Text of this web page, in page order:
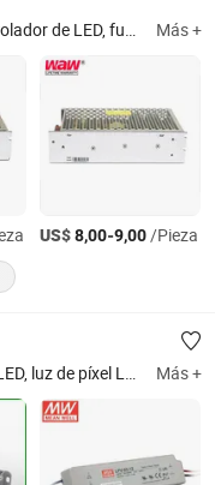
Fuente de alimentación conmutada, controlador de LED, fuente de alimentación para riel DIN, fuente de alimentación, fuente de alimentación para LED Más +
US$8,00-9,00/Pieza
alimentación LED, letras de señal LED Más +